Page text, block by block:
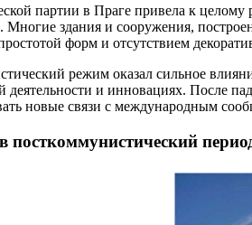
партии в Праге привела к
Многие здания и сооружения,
форм и отсутствием
режим оказал сильное
деятельности и инновациях. После
новые связи с международным
посткоммунистический